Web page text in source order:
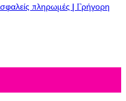
πληρωμές | Γρήγορη